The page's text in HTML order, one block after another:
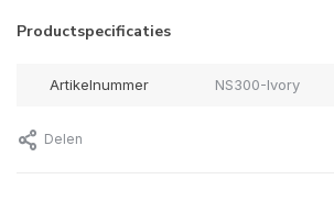
Productspecificaties
Artikelnummer NS300-Ivory
Delen